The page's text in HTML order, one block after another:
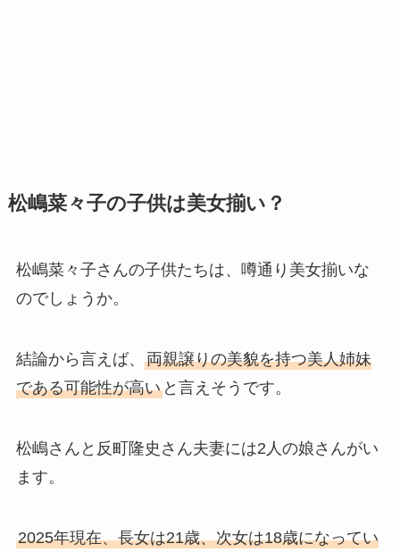
松嶋菜々子の子供は美女揃い？
松嶋菜々子さんの子供たちは、噂通り美女揃いな
のでしょうか。
結論から言えば、 両親譲りの美貌を持つ美人姉妹
である可能性が高いと言えそうです。
松嶋さんと反町隆史さん夫妻には2人の娘さんがい
ます。
2025年現在、長女は21歳、次女は18歳になってい